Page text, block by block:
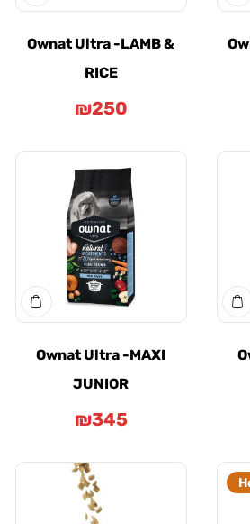
Ownat Ultra -LAMB &
₪
Ownat Ultra -MAXI
JUNIOR
₪345